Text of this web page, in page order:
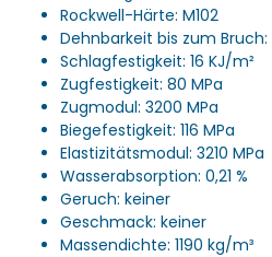
Rockwell-Härte: M102
Dehnbarkeit bis zum Bruch:
Schlagfestigkeit: 16 KJ/m²
Zugfestigkeit: 80 MPa
Zugmodul: 3200 MPa
Biegefestigkeit: 116 MPa
Elastizitätsmodul: 3210 MPa
Wasserabsorption: 0,21 %
Geruch: keiner
Geschmack: keiner
Massendichte: 1190 kg/m³